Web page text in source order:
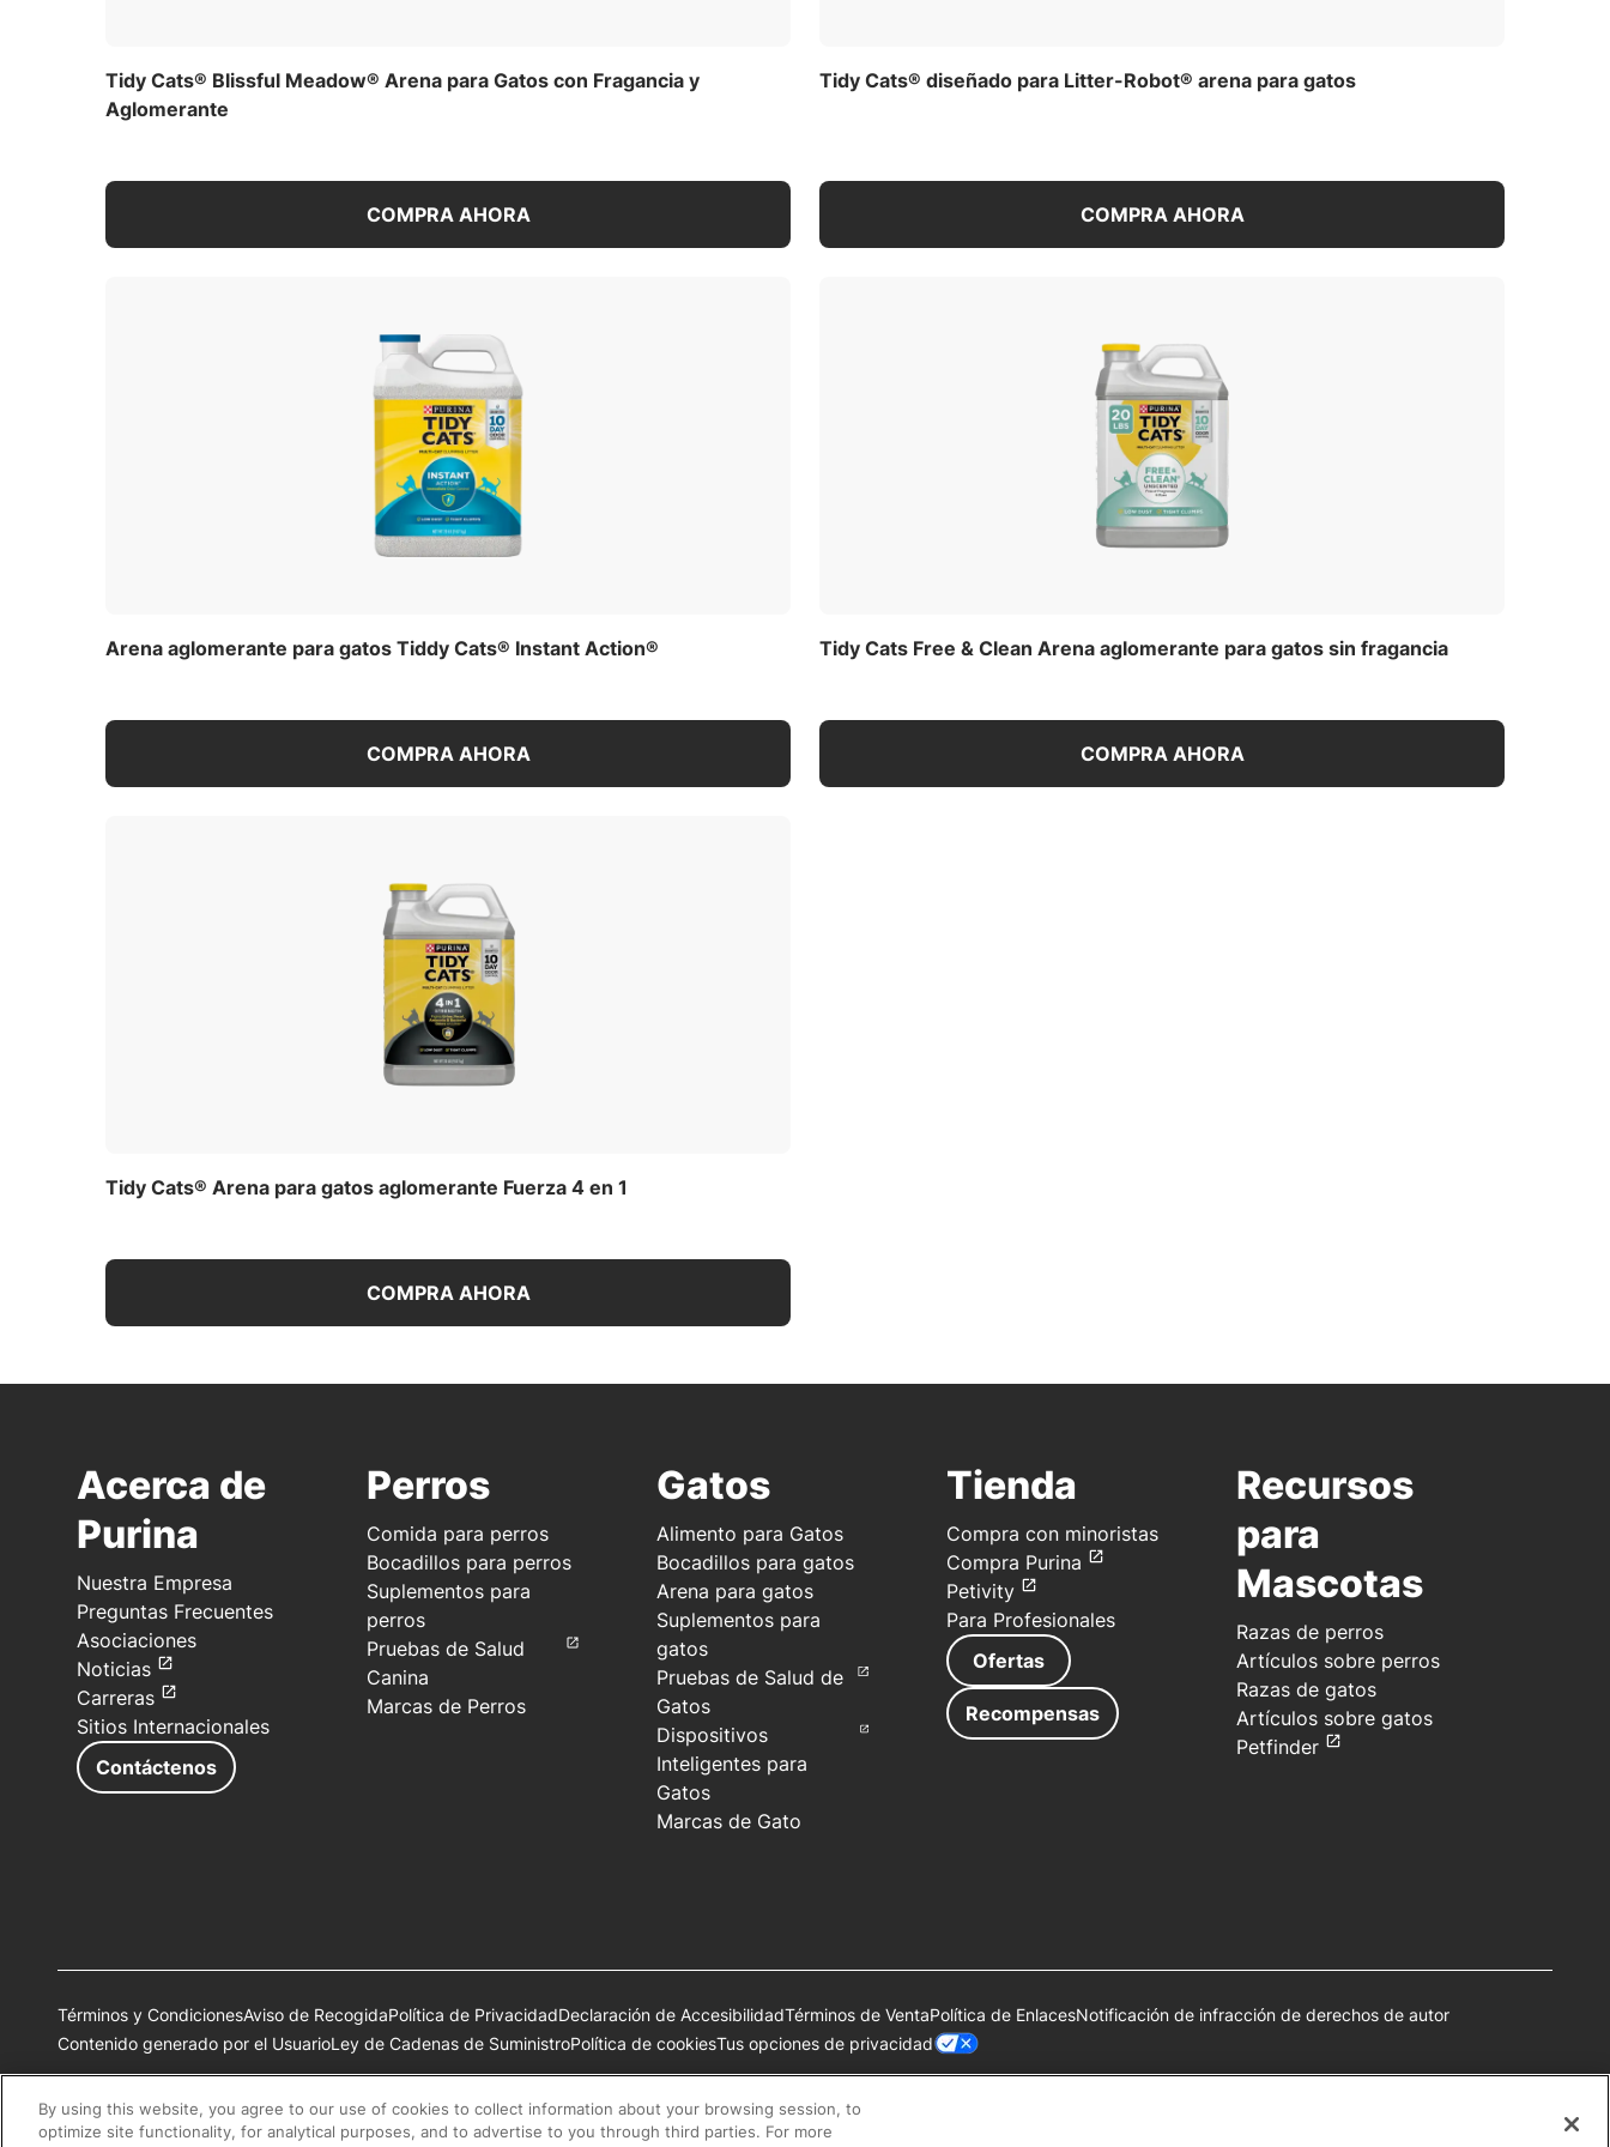
Tidy Cats® Blissful Meadow® Arena para Gatos con Fragancia y
Aglomerante
COMPRA AHORA
Tidy Cats® diseñado para Litter-Robot® arena para gatos
COMPRA AHORA
Arena aglomerante para gatos Tiddy Cats® Instant Action®
COMPRA AHORA
Tidy Cats Free & Clean Arena aglomerante para gatos sin fragancia
COMPRA AHORA
Tidy Cats® Arena para gatos aglomerante Fuerza 4 en 1
COMPRA AHORA
Acerca de
Purina
Nuestra Empresa
Preguntas Frecuentes
Asociaciones
Noticias
Carreras
Sitios Internacionales
Contáctenos
Perros
Comida para perros
Bocadillos para perros
Suplementos para
perros
Pruebas de Salud
Canina
Marcas de Perros
Gatos
Alimento para Gatos
Bocadillos para gatos
Arena para gatos
Suplementos para
gatos
Pruebas de Salud de
Gatos
Dispositivos
Inteligentes para
Gatos
Marcas de Gato
Tienda
Compra con minoristas
Compra Purina
Petivity
Para Profesionales
Ofertas
Recompensas
Recursos
para
Mascotas
Razas de perros
Artículos sobre perros
Razas de gatos
Artículos sobre gatos
Petfinder
Términos y CondicionesAviso de RecogidaPolítica de PrivacidadDeclaración de AccesibilidadTérminos de VentaPolítica de EnlacesNotificación de infracción de derechos de autor
Contenido generado por el UsuarioLey de Cadenas de SuministroPolítica de cookiesTus opciones de privacidad
Todas las marcas comerciales de Nestlé Purina son propiedad de Société des Produits Nestlé S.A., Vevey, Suiza o se utilizan con autorización.
By using this website, you agree to our use of cookies to collect information about your browsing session, to
optimize site functionality, for analytical purposes, and to advertise to you through third parties. For more